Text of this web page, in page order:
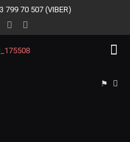
70 507 (VIBER)
⚑